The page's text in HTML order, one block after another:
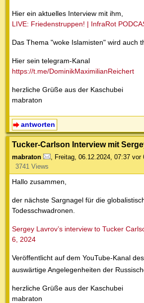
Hier ein aktuelles Interview mit ihm,
LIVE: Friedenstruppen! | InfraRot
Das Thema "woke Islamisten" wird auch
Hier sein telegram-Kanal
https://t.me/DominikMaximilianReichert
herzliche Grüße aus der Kaschubei
mabraton
antworten
Tucker-Carlson Interview mit
mabraton Freitag, 06.12.2024, 07:37 vor
3741 Views
Hallo zusammen,
der nächste Sargnagel für die
Todesschwadronen.
Sergey Lavrov’s interview to Tucker
6, 2024
Veröffentlicht auf dem YouTube-Kanal
auswärtige Angelegenheiten der
herzliche Grüße aus der Kaschubei
mabraton